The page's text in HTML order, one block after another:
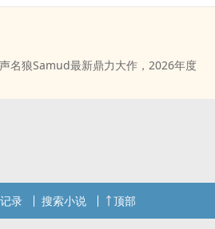
名狼Samud最新鼎力大作，2026年度
录 搜索小说 顶部